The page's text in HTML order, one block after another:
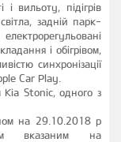
вильоту, підігрів
задній парк-
і обігрівом,
синхронізації
Car Play.
Kia Stonic, одного з
на 29.10.2018 р
вказаним на